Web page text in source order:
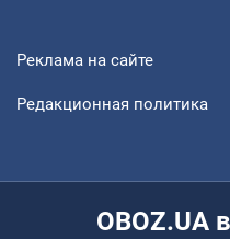
Реклама на сайте
Редакционная политика
OBOZ.UA